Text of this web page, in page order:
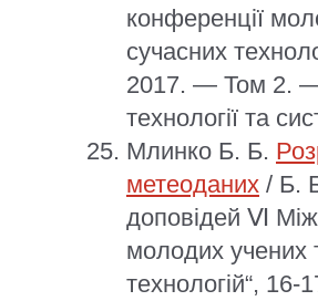
конференції
сучасних
2017. — Том 2. —
технології та
Млинко Б. Б.
метеоданих / Б.
доповідей Ⅵ
молодих учених
технологій“,